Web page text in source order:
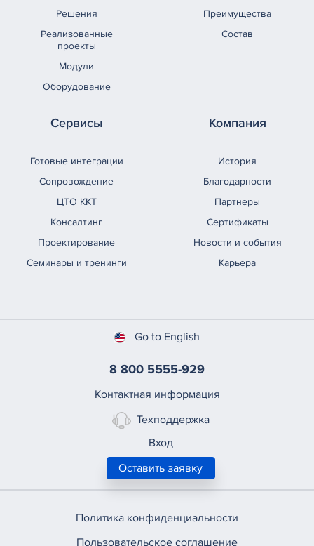
Решения
Реализованные
проекты
Модули
Оборудование
Преимущества
Состав
Сервисы
Готовые интеграции
Сопровождение
ЦТО ККТ
Консалтинг
Проектирование
Семинары и тренинги
Компания
История
Благодарности
Партнеры
Сертификаты
Новости и события
Карьера
Go to English
8 800 5555-929
Контактная информация
Техподдержка
Вход
Оставить заявку
Политика конфиденциальности
Пользовательское соглашение